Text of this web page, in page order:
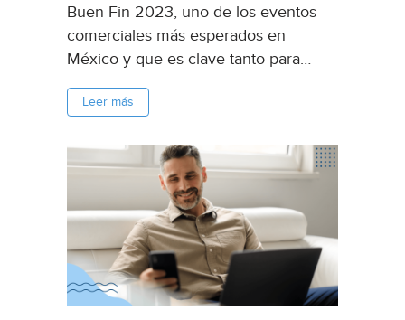
Buen Fin 2023, uno de los eventos
comerciales más esperados en
México y que es clave tanto para
vendedores como compradores de
Mercado Libre. Si ya te estás
aprovechar de El Buen Fin este año,
Leer más